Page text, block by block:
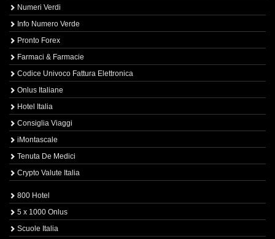
Numeri Verdi
Info Numero Verde
Pronto Forex
Farmaci & Farmacie
Codice Univoco Fattura Elettronica
Onlus Italiane
Hotel Italia
Consiglia Viaggi
iMontascale
Tenuta De Medici
Crypto Valute Italia
800 Hotel
5 x 1000 Onlus
Scuole Italia